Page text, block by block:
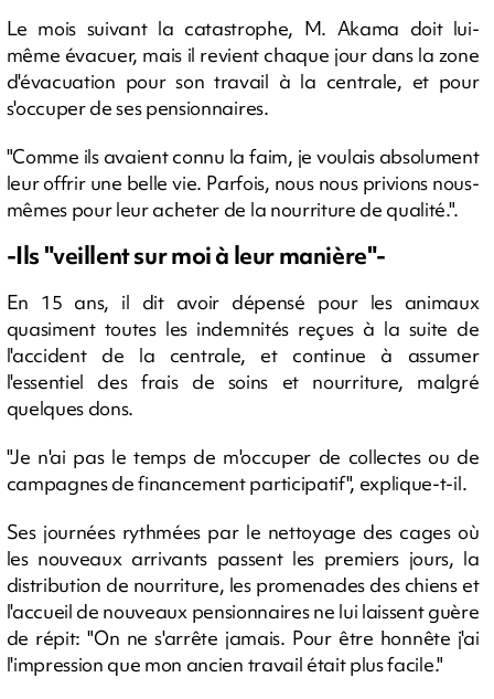
Le mois suivant la catastrophe, M. Akama doit lui-
même évacuer, mais il revient chaque jour dans la zone
d'évacuation pour son travail à la centrale, et pour
s'occuper de ses pensionnaires.
"Comme ils avaient connu la faim, je voulais absolument
leur offrir une belle vie. Parfois, nous nous privions nous-
mêmes pour leur acheter de la nourriture de qualité.".
-Ils "veillent sur moi à leur manière"-
En 15 ans, il dit avoir dépensé pour les animaux
quasiment toutes les indemnités reçues à la suite de
l'accident de la centrale, et continue à assumer
l'essentiel des frais de soins et nourriture, malgré
quelques dons.
"Je n'ai pas le temps de m'occuper de collectes ou de
campagnes de financement participatif", explique-t-il.
Ses journées rythmées par le nettoyage des cages où
les nouveaux arrivants passent les premiers jours, la
distribution de nourriture, les promenades des chiens et
l'accueil de nouveaux pensionnaires ne lui laissent guère
de répit: "On ne s'arrête jamais. Pour être honnête j'ai
l'impression que mon ancien travail était plus facile."